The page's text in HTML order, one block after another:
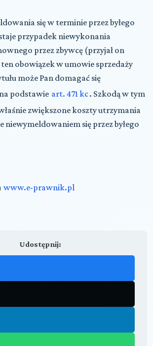
się w terminie przez byłego
przypadek niewykonania
przez zbywcę (przyjał on
obowiązek w umowie sprzedaży
może Pan domagać się
podstawie art. 471 kc. Szkodą w tym
zwiększone koszty utrzymania
niewymeldowaniem się przez byłego
www.e-prawnik.pl
Udostępnij: